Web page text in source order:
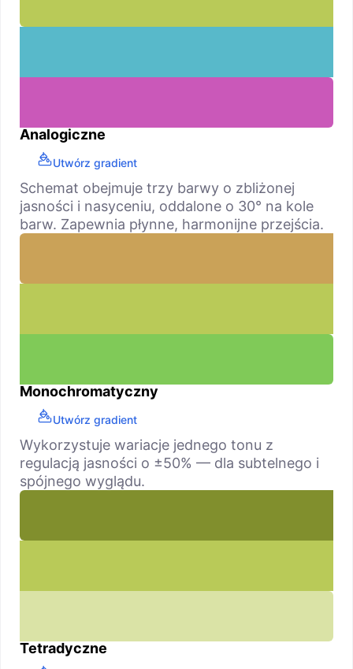
Analogiczne
Utwórz gradient
Schemat obejmuje trzy barwy o zbliżonej
jasności i nasyceniu, oddalone o 30° na kole
barw. Zapewnia płynne, harmonijne przejścia.
Monochromatyczny
Utwórz gradient
Wykorzystuje wariacje jednego tonu z
regulacją jasności o ±50% — dla subtelnego i
spójnego wyglądu.
Tetradyczne